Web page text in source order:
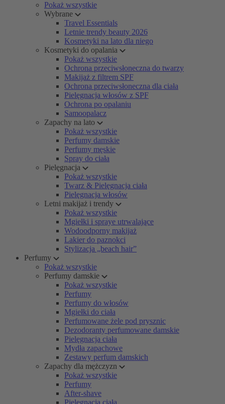
Pokaż wszystkie
Wybrane
Travel Essentials
Letnie trendy beauty 2026
Kosmetyki na lato dla niego
Kosmetyki do opalania
Pokaż wszystkie
Ochrona przeciwsłoneczna do twarzy
Makijaż z filtrem SPF
Ochrona przeciwsłoneczna dla ciała
Pielęgnacja włosów z SPF
Ochrona po opalaniu
Samoopalacz
Zapachy na lato
Pokaż wszystkie
Perfumy damskie
Perfumy męskie
Spray do ciała
Pielęgnacja
Pokaż wszystkie
Twarz & Pielęgnacja ciała
Pielęgnacja włosów
Letni makijaż i trendy
Pokaż wszystkie
Mgiełki i spraye utrwalające
Wodoodporny makijaż
Lakier do paznokci
Stylizacja „beach hair”
Perfumy
Pokaż wszystkie
Perfumy damskie
Pokaż wszystkie
Perfumy
Perfumy do włosów
Mgiełki do ciała
Perfumowane żele pod prysznic
Dezodoranty perfumowane damskie
Pielęgnacja ciała
Mydła zapachowe
Zestawy perfum damskich
Zapachy dla mężczyzn
Pokaż wszystkie
Perfumy
After-shave
Pielęgnacja ciała